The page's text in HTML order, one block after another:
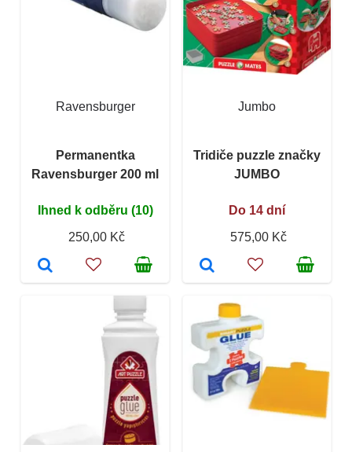
Ravensburger
Permanentka
Ravensburger 200 ml
Ihned k odběru (10)
250,00 Kč
Jumbo
Tridiče puzzle značky
JUMBO
Do 14 dní
575,00 Kč